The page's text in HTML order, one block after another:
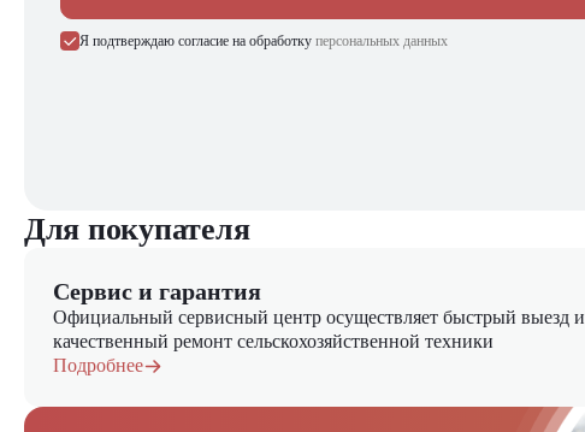
Я подтверждаю согласие на обработку персональных данных
Для покупателя
Сервис и гарантия
Официальный сервисный центр осуществляет быстрый выезд и
качественный ремонт сельскохозяйственной техники
Подробнее